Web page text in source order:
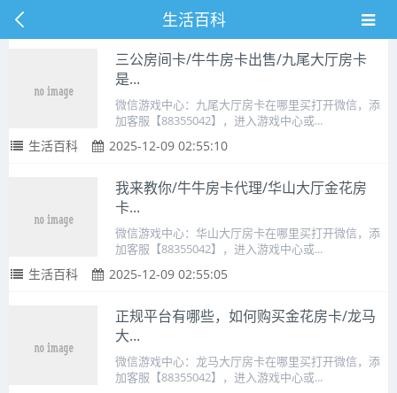
生活百科
三公房间卡/牛牛房卡出售/九尾大厅房卡
是...
微信游戏中心：九尾大厅房卡在哪里买打开微信，添
加客服【88355042】，进入游戏中心或...
生活百科 2025-12-09 02:55:10
我来教你/牛牛房卡代理/华山大厅金花房
卡...
微信游戏中心：华山大厅房卡在哪里买打开微信，添
加客服【88355042】，进入游戏中心或...
生活百科 2025-12-09 02:55:05
正规平台有哪些，如何购买金花房卡/龙马
大...
微信游戏中心：龙马大厅房卡在哪里买打开微信，添
加客服【88355042】，进入游戏中心或...